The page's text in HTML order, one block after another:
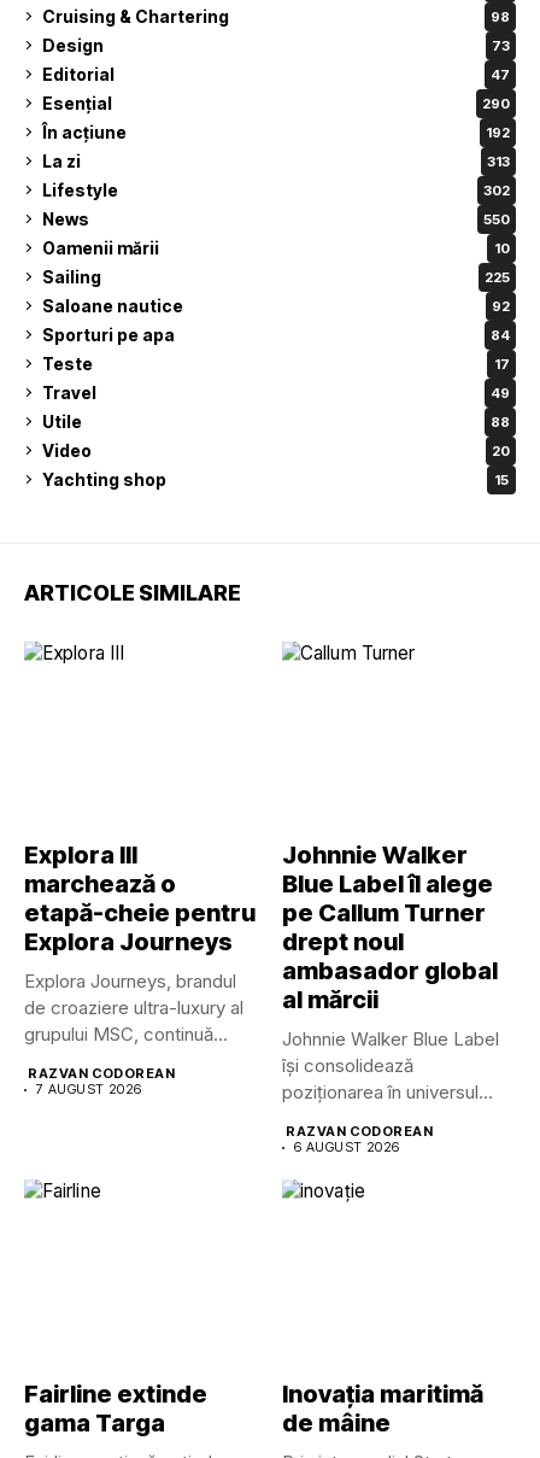
Cruising & Chartering 98
Design 73
Editorial 47
Esențial 290
În acțiune 192
La zi 313
Lifestyle 302
News 550
Oamenii mării 10
Sailing 225
Saloane nautice 92
Sporturi pe apa 84
Teste 17
Travel 49
Utile 88
Video 20
Yachting shop 15
ARTICOLE SIMILARE
Explora III
marchează o
etapă-cheie pentru
Explora Journeys
Explora Journeys, brandul
de croaziere ultra-luxury al
grupului MSC, continuă
RAZVAN CODOREAN
7 AUGUST 2026
Johnnie Walker
Blue Label îl alege
pe Callum Turner
drept noul
ambasador global
al mărcii
Johnnie Walker Blue Label
își consolidează
poziționarea în universul
RAZVAN CODOREAN
6 AUGUST 2026
Fairline extinde
gama Targa
Inovația maritimă
de mâine